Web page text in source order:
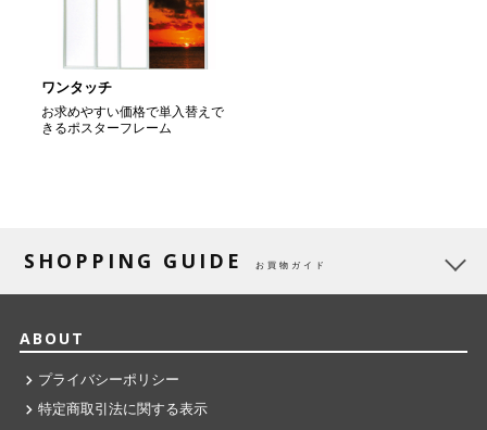
ワンタッチ
お求めやすい価格で単入替えで
きるポスターフレーム
SHOPPING GUIDE お買物ガイド
ABOUT
プライバシーポリシー
特定商取引法に関する表示